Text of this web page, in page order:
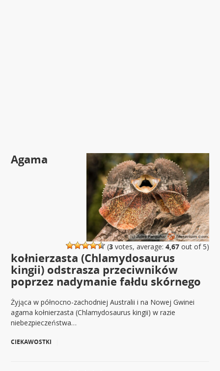
(3votes, average: 4,67out of 5)
Agama
kołnierzasta (Chlamydosaurus
kingii) odstrasza przeciwników
poprzez nadymanie fałdu skórnego
Żyjąca w północno-zachodniej Australii i na Nowej Gwinei
agama kołnierzasta (Chlamydosaurus kingii) w razie
niebezpieczeństwa…
CIEKAWOSTKI